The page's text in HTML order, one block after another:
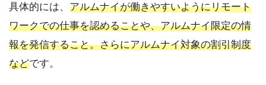
具体的には、 アルムナイが働きやすいようにリモート
ワークでの仕事を認めることや、アルムナイ限定の情
報を発信すること。さらにアルムナイ対象の割引制度
などです。